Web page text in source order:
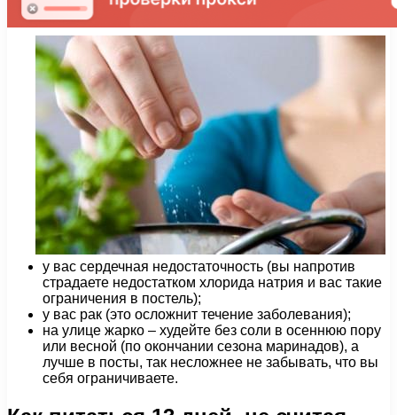
у вас сердечная недостаточность (вы напротив
страдаете недостатком хлорида натрия и вас такие
ограничения в постель);
у вас рак (это осложнит течение заболевания);
на улице жарко – худейте без соли в осеннюю пору
или весной (по окончании сезона маринадов), а
лучше в посты, так несложнее не забывать, что вы
себя ограничиваете.